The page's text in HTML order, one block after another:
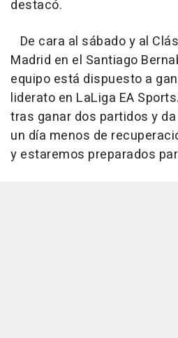
destacó.
De cara al sábado y al
Madrid en el Santiago
equipo está dispuesto a
liderato en LaLiga EA
tras ganar dos partidos y
un día menos de
y estaremos preparados